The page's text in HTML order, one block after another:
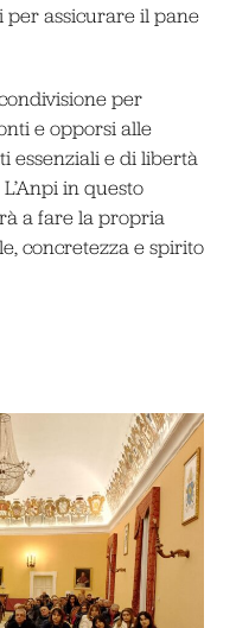
assicurare il pane
per
e opporsi alle
essenziali e di libertà
in questo
a fare la propria
concretezza e spirito